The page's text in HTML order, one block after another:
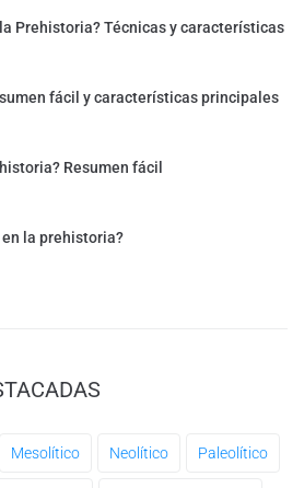
Prehistoria? Técnicas y características
fácil y características principales
Resumen fácil
la prehistoria?
Mesolítico Neolítico Paleolítico